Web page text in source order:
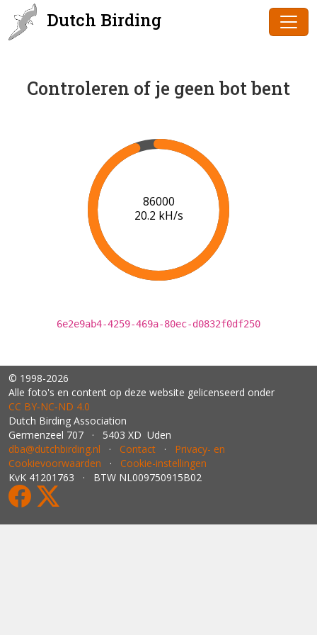
Dutch Birding
Controleren of je geen bot bent
86000
20.2 kH/s
6e2e9ab4-4259-469a-80ec-d0832f0df250
© 1998-2026
Alle foto's en content op deze website gelicenseerd onder
CC BY‑NC‑ND 4.0
Dutch Birding Association
Germenzeel 707 · 5403 XD Uden
dba@dutchbirding.nl · Contact · Privacy- en
Cookievoorwaarden · Cookie-instellingen
KvK 41201763 · BTW NL009750915B02